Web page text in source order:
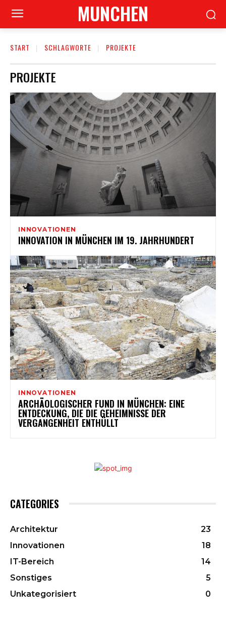
MUNCHEN
START SCHLAGWORTE PROJEKTE
PROJEKTE
INNOVATIONEN
INNOVATION IN MÜNCHEN IM 19. JAHRHUNDERT
INNOVATIONEN
ARCHÄOLOGISCHER FUND IN MÜNCHEN: EINE
ENTDECKUNG, DIE DIE GEHEIMNISSE DER
VERGANGENHEIT ENTHÜLLT
CATEGORIES
Architektur
23
Innovationen
18
IT-Bereich
14
Sonstiges
5
Unkategorisiert
0